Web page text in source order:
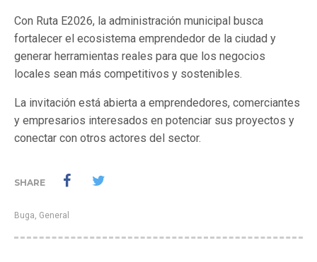
Con Ruta E2026, la administración municipal busca
fortalecer el ecosistema emprendedor de la ciudad y
generar herramientas reales para que los negocios
locales sean más competitivos y sostenibles.
La invitación está abierta a emprendedores, comerciantes
y empresarios interesados en potenciar sus proyectos y
conectar con otros actores del sector.
SHARE
Buga, General